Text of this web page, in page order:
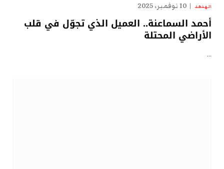
الهدهد 10 نوفمبر، 2025
أحمد السماعنة.. العميل الذي تجوّل في قلب
الأراضي المحتلة
…